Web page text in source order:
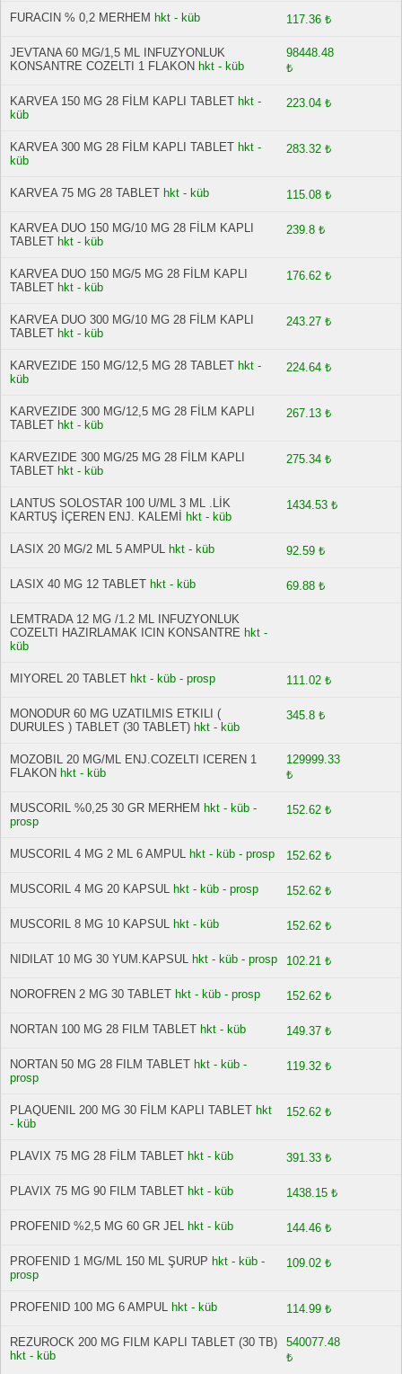
FURACIN % 0,2 MERHEM hkt - küb 117.36 ₺
JEVTANA 60 MG/1,5 ML INFUZYONLUK
KONSANTRE COZELTI 1 FLAKON hkt - küb
98448.48
₺
KARVEA 150 MG 28 FİLM KAPLI TABLET hkt -
küb
223.04 ₺
KARVEA 300 MG 28 FİLM KAPLI TABLET hkt -
küb
283.32 ₺
KARVEA 75 MG 28 TABLET hkt - küb 115.08 ₺
KARVEA DUO 150 MG/10 MG 28 FİLM KAPLI
TABLET hkt - küb
239.8 ₺
KARVEA DUO 150 MG/5 MG 28 FİLM KAPLI
TABLET hkt - küb
176.62 ₺
KARVEA DUO 300 MG/10 MG 28 FİLM KAPLI
TABLET hkt - küb
243.27 ₺
KARVEZIDE 150 MG/12,5 MG 28 TABLET hkt -
küb
224.64 ₺
KARVEZIDE 300 MG/12,5 MG 28 FİLM KAPLI
TABLET hkt - küb
267.13 ₺
KARVEZIDE 300 MG/25 MG 28 FİLM KAPLI
TABLET hkt - küb
275.34 ₺
LANTUS SOLOSTAR 100 U/ML 3 ML .LİK
KARTUŞ İÇEREN ENJ. KALEMİ
hkt - küb
1434.53 ₺
LASIX 20 MG/2 ML 5 AMPUL hkt - küb 92.59 ₺
LASIX 40 MG 12 TABLET hkt - küb 69.88 ₺
LEMTRADA 12 MG /1.2 ML INFUZYONLUK
COZELTI HAZIRLAMAK ICIN KONSANTRE hkt -
küb
MIYOREL 20 TABLET hkt - küb - prosp 111.02 ₺
MONODUR 60 MG UZATILMIS ETKILI (
DURULES ) TABLET (30 TABLET) hkt - küb
345.8 ₺
MOZOBIL 20 MG/ML ENJ.COZELTI ICEREN 1
FLAKON hkt - küb
129999.33
₺
MUSCORIL %0,25 30 GR MERHEM hkt - küb -
prosp
152.62 ₺
MUSCORIL 4 MG 2 ML 6 AMPUL hkt - küb - prosp 152.62 ₺
MUSCORIL 4 MG 20 KAPSUL hkt - küb - prosp 152.62 ₺
MUSCORIL 8 MG 10 KAPSUL hkt - küb 152.62 ₺
NIDILAT 10 MG 30 YUM.KAPSUL hkt - küb - prosp 102.21 ₺
NOROFREN 2 MG 30 TABLET hkt - küb - prosp 152.62 ₺
NORTAN 100 MG 28 FILM TABLET hkt - küb 149.37 ₺
NORTAN 50 MG 28 FILM TABLET hkt - küb -
prosp
119.32 ₺
PLAQUENIL 200 MG 30 FİLM KAPLI TABLET hkt
- küb
152.62 ₺
PLAVIX 75 MG 28 FİLM TABLET hkt - küb 391.33 ₺
PLAVIX 75 MG 90 FILM TABLET hkt - küb 1438.15 ₺
PROFENID %2,5 MG 60 GR JEL hkt - küb 144.46 ₺
PROFENID 1 MG/ML 150 ML ŞURUP hkt - küb -
prosp
109.02 ₺
PROFENID 100 MG 6 AMPUL hkt - küb 114.99 ₺
REZUROCK 200 MG FILM KAPLI TABLET (30 TB)
hkt - küb
540077.48
₺